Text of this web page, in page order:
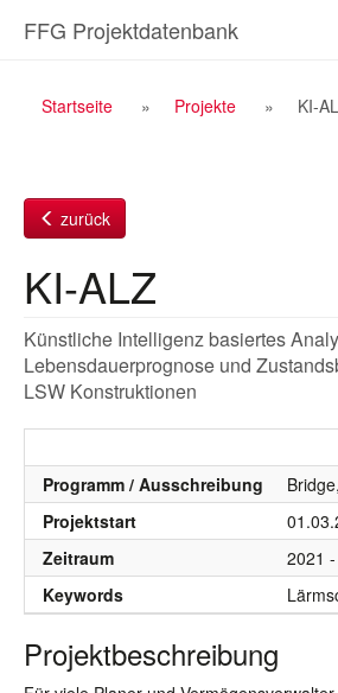
InhaltFFG Projektdatenbank
Breadcrumb
Startseite Projekte KI-
zurück
KI-ALZ
Künstliche Intelligenz basiertes
Lebensdauerprognose und
LSW Konstruktionen
Programm / Ausschreibung
Projektstart
Zeitraum
2021
Keywords
Projektbeschreibung